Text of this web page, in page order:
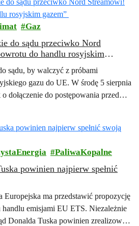
Gaz
do sądu przeciwko Nord
do handlu rosyjskim
sądu, by walczyć z próbami
gazu do UE. W środę 5 sierpnia
dołączenie do postępowania przed
Unii…
PaliwaKopalne
powinien najpierw spełnić
ma przedstawić propozycję
emisjami EU ETS. Niezależnie
Donalda Tuska powinien zrealizować